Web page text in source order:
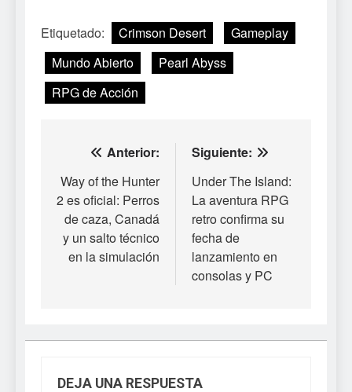
Etiquetado: Crimson Desert
Gameplay
Mundo Abierto
Pearl Abyss
RPG de Acción
Navegación
de
entradas
Anterior:
Way of the Hunter
2 es oficial: Perros
de caza, Canadá
y un salto técnico
en la simulación
Siguiente:
Under The Island:
La aventura RPG
retro confirma su
fecha de
lanzamiento en
consolas y PC
DEJA UNA RESPUESTA